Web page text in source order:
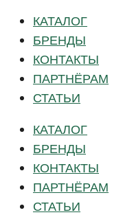
КАТАЛОГ
БРЕНДЫ
КОНТАКТЫ
ПАРТНЁРАМ
СТАТЬИ
КАТАЛОГ
БРЕНДЫ
КОНТАКТЫ
ПАРТНЁРАМ
СТАТЬИ